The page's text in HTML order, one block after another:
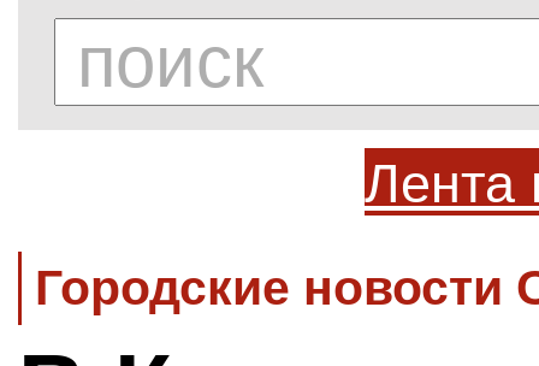
Лента
Городские новости